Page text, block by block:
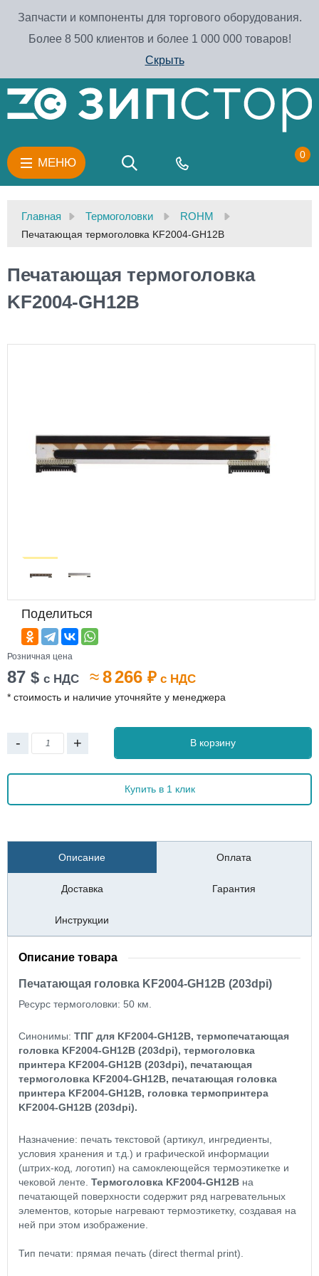
Запчасти и компоненты для торгового оборудования.
Более 8 500 клиентов и более 1 000 000 товаров!
Скрыть
МЕНЮ
0
Главная Термоголовки ROHM
Печатающая термоголовка KF2004-GH12B
Печатающая термоголовка
KF2004-GH12B
Поделиться
Розничная цена
87 $ с НДС ≈8 266 ₽ с НДС
* стоимость и наличие уточняйте у менеджера
- + В корзину
Купить в 1 клик
Описание Оплата
Доставка Гарантия
Инструкции
Описание товара
Печатающая головка KF2004-GH12B (203dpi)
Ресурс термоголовки: 50 км.
Синонимы: ТПГ для KF2004-GH12B, термопечатающая
головка KF2004-GH12B (203dpi), термоголовка
принтера KF2004-GH12B (203dpi), печатающая
термоголовка KF2004-GH12B, печатающая головка
принтера KF2004-GH12B, головка термопринтера
KF2004-GH12B (203dpi).
Назначение: печать текстовой (артикул, ингредиенты,
условия хранения и т.д.) и графической информации
(штрих-код, логотип) на самоклеющейся термоэтикетке и
чековой ленте. Термоголовка KF2004-GH12B на
печатающей поверхности содержит ряд нагревательных
элементов, которые нагревают термоэтикетку, создавая на
ней при этом изображение.
Тип печати: прямая печать (direct thermal print).